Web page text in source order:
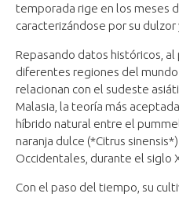
temporada rige en los meses
caracterizándose por su dulzor
Repasando datos históricos,
diferentes regiones del
relacionan con el sudeste
Malasia, la teoría más
híbrido natural entre el
naranja dulce (*Citrus
Occidentales, durante el siglo
Con el paso del tiempo, su